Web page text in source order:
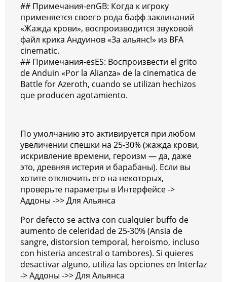
## Примечания-enGB: Когда к игроку
применяется своего рода бафф заклинаний
«Жажда крови», воспроизводится звуковой
файл крика Андуинов «За альянс!» из BFA
cinematic.
## Примечания-esES: Воспроизвести el grito
de Anduin «Por la Alianza» de la cinematica de
Battle for Azeroth, cuando se utilizan hechizos
que producen agotamiento.
По умолчанию это активируется при любом
увеличении спешки на 25-30% (жажда крови,
искривление времени, героизм — да, даже
это, древняя истерия и барабаны). Если вы
хотите отключить его на некоторых,
проверьте параметры в Интерфейсе ->
Аддоны ->> Для Альянса
Por defecto se activa con cualquier buffo de
aumento de celeridad de 25-30% (Ansia de
sangre, distorsion temporal, heroismo, incluso
con histeria ancestral o tambores). Si quieres
desactivar alguno, utiliza las opciones en Interfaz
-> Аддоны ->> Для Альянса